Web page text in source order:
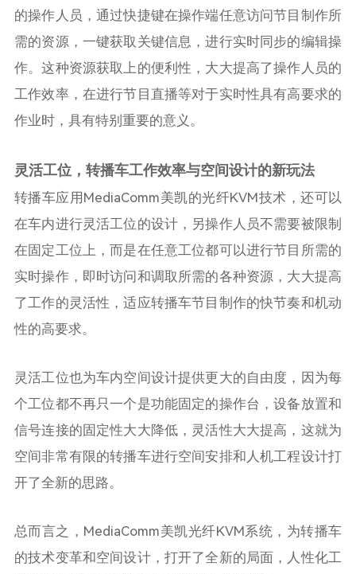
的操作人员，通过快捷键在操作端任意访问节目制作所
需的资源，一键获取关键信息，进行实时同步的编辑操
作。这种资源获取上的便利性，大大提高了操作人员的
工作效率，在进行节目直播等对于实时性具有高要求的
作业时，具有特别重要的意义。
灵活工位，转播车工作效率与空间设计的新玩法
转播车应用MediaComm美凯的光纤KVM技术，还可以
在车内进行灵活工位的设计，另操作人员不需要被限制
在固定工位上，而是在任意工位都可以进行节目所需的
实时操作，即时访问和调取所需的各种资源，大大提高
了工作的灵活性，适应转播车节目制作的快节奏和机动
性的高要求。
灵活工位也为车内空间设计提供更大的自由度，因为每
个工位都不再只一个是功能固定的操作台，设备放置和
信号连接的固定性大大降低，灵活性大大提高，这就为
空间非常有限的转播车进行空间安排和人机工程设计打
开了全新的思路。
总而言之， MediaComm美凯光纤KVM系统，为转播车
的技术变革和空间设计，打开了全新的局面，人性化工